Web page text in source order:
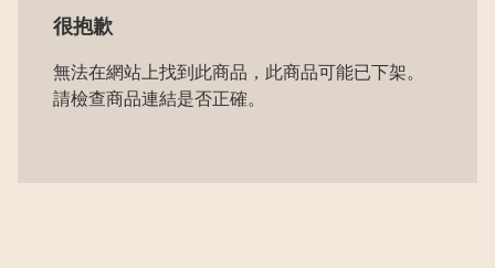
很抱歉
無法在網站上找到此商品，此商品可能已下架。
請檢查商品連結是否正確。